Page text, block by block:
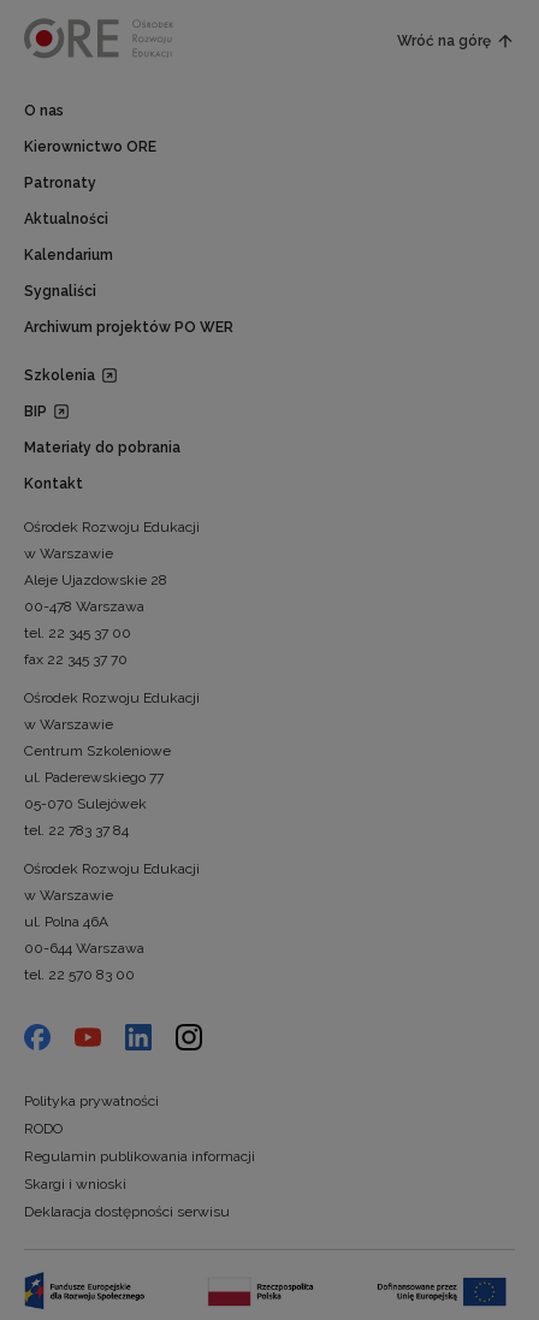
Wróć na górę
O nas
Kierownictwo ORE
Patronaty
Aktualności
Kalendarium
Sygnaliści
Archiwum projektów PO WER
Szkolenia
BIP
Materiały do pobrania
Kontakt
Ośrodek Rozwoju Edukacji
w Warszawie
Aleje Ujazdowskie 28
00-478 Warszawa
tel. 22 345 37 00
fax 22 345 37 70
Ośrodek Rozwoju Edukacji
w Warszawie
Centrum Szkoleniowe
ul. Paderewskiego 77
05-070 Sulejówek
tel. 22 783 37 84
Ośrodek Rozwoju Edukacji
w Warszawie
ul. Polna 46A
00-644 Warszawa
tel. 22 570 83 00
Polityka prywatności
RODO
Regulamin publikowania informacji
Skargi i wnioski
Deklaracja dostępności serwisu